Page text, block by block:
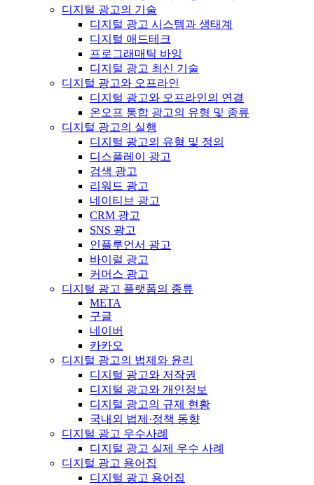
디지털 광고의 기술
디지털 광고 시스템과 생태계
디지털 애드테크
프로그래매틱 바잉
디지털 광고 최신 기술
디지털 광고와 오프라인
디지털 광고와 오프라인의 연결
온오프 통합 광고의 유형 및 종류
디지털 광고의 실행
디지털 광고의 유형 및 정의
디스플레이 광고
검색 광고
리워드 광고
네이티브 광고
CRM 광고
SNS 광고
인플루언서 광고
바이럴 광고
커머스 광고
디지털 광고 플랫폼의 종류
META
구글
네이버
카카오
디지털 광고의 법제와 윤리
디지털 광고와 저작권
디지털 광고와 개인정보
디지털 광고의 규제 현황
국내외 법제·정책 동향
디지털 광고 우수사례
디지털 광고 실제 우수 사례
디지털 광고 용어집
디지털 광고 용어집